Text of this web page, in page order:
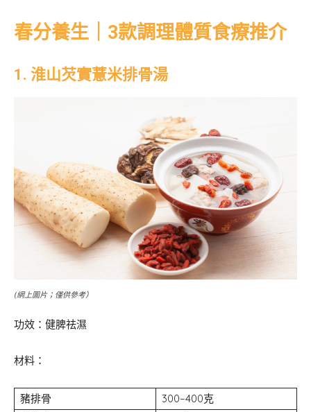
春分養生｜3款調理體質食療推介
1. 淮山芡實薏米排骨湯
(網上圖片；僅供參考）
功效：健脾祛濕
材料：
豬排骨
300–400克